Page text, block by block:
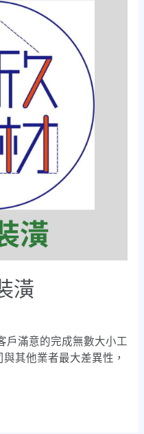
潢
戶滿意的完成無數大小工
其他業者最大差異性，